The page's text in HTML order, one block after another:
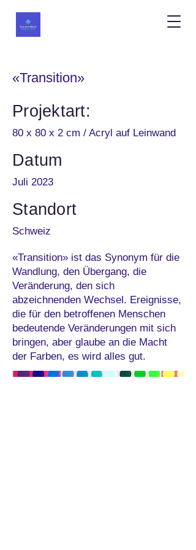
«Transition»
Projektart:
80 x 80 x 2 cm / Acryl auf Leinwand
Datum
Juli 2023
Standort
Schweiz
«Transition» ist das Synonym für die
Wandlung, den Übergang, die
Veränderung, den sich
abzeichnenden Wechsel. Ereignisse,
die für den betroffenen Menschen
bedeutende Veränderungen mit sich
bringen, aber glaube an die Macht
der Farben, es wird alles gut.